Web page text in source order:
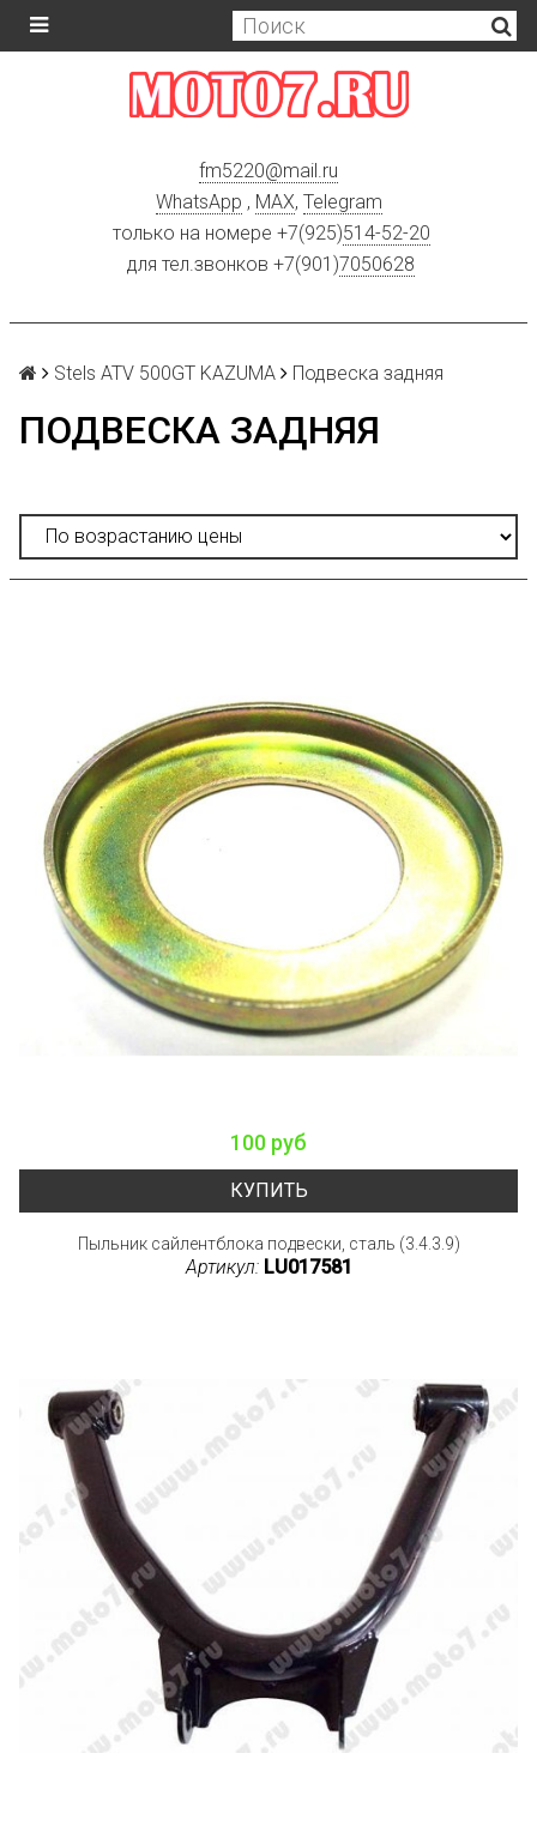
fm5220@mail.ru
WhatsApp , MAX, Telegram
только на номере +7(925)514-52-20
для тел.звонков +7(901)7050628
Stels ATV 500GT KAZUMA Подвеска задняя
ПОДВЕСКА ЗАДНЯЯ
100 руб
КУПИТЬ
Пыльник сайлентблока подвески, сталь (3.4.3.9)
Артикул: LU017581